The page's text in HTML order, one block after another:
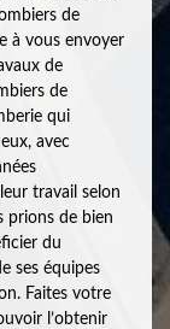
de
à vous envoyer
de
de
qui
avec
travail selon
prions de bien
du
ses équipes
Faites votre
l’obtenir